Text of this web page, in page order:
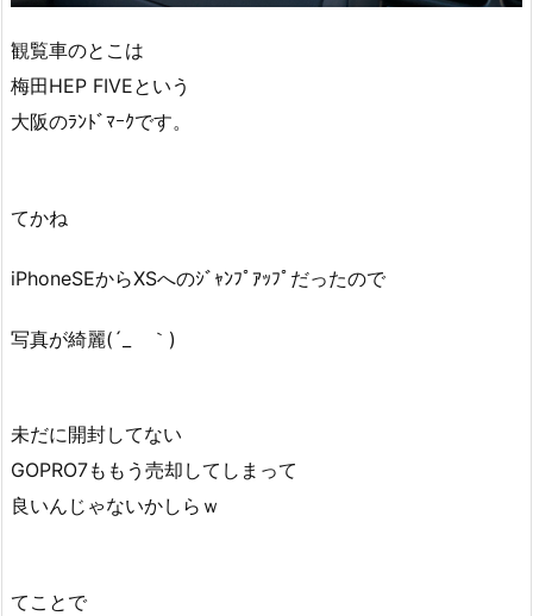
観覧車のとこは
梅田HEP FIVEという
大阪のﾗﾝﾄﾞﾏｰｸです。
てかね
iPhoneSEからXSへのｼﾞｬﾝﾌﾟｱｯﾌﾟだったので
写真が綺麗(´_ゝ｀)
未だに開封してない
GOPRO7ももう売却してしまって
良いんじゃないかしらｗ
てことで